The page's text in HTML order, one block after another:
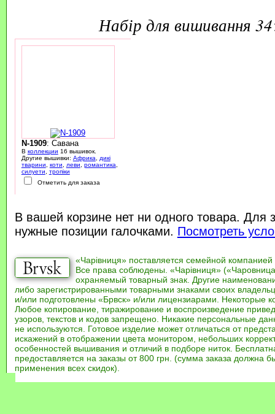
набір для вишивання
N-1909: Савана
В коллекции 16 вышивок.
Другие вышивки: Африка
дикі
тварини
коти леви романтика
силуети
тропіки
Отметить для заказа
В вашей корзине нет ни одного товара. Для
нужные позиции галочками. Посмотреть
«Чарівниця» поставляется семейной компанией
Все права соблюдены. «Чарівниця»
охраняемый товарный знак. Другие
либо зарегистрированными товарными знаками своих
и/или подготовлены «Брвск» и/или лицензиарами. Некоторые
Любое копирование, тиражирование и воспроизведение
узоров, текстов и кодов запрещено. Никакие персональные
не используются. Готовое изделие может отличаться от
искажений в отображении цвета монитором, небольших
особенностей вышивания и отличий в подборе ниток.
предоставляется на заказы от 800 грн. (сумма заказа должна
применения всех скидок).